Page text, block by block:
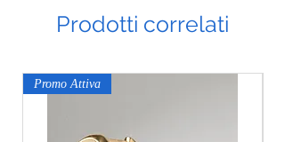
Prodotti correlati
Promo Attiva